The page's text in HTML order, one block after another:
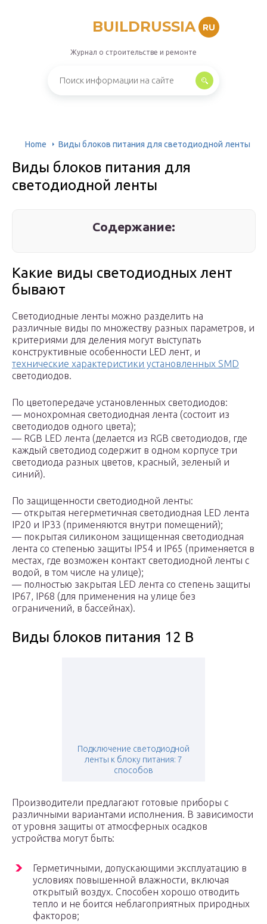
BUILDRUSSIA RU
Журнал о строительстве и ремонте
Home Виды блоков питания для светодиодной ленты
Виды блоков питания для
светодиодной ленты
Содержание:
Какие виды светодиодных лент
бывают
Светодиодные ленты можно разделить на
различные виды по множеству разных параметров, и
критериями для деления могут выступать
конструктивные особенности LED лент, и
технические характеристики установленных SMD
светодиодов.
По цветопередаче установленных светодиодов:
— монохромная светодиодная лента (состоит из
светодиодов одного цвета);
— RGB LED лента (делается из RGB светодиодов, где
каждый светодиод содержит в одном корпусе три
светодиода разных цветов, красный, зеленый и
синий).
По защищенности светодиодной ленты:
— открытая негерметичная светодиодная LED лента
IP20 и IP33 (применяются внутри помещений);
— покрытая силиконом защищенная светодиодная
лента со степенью защиты IP54 и IP65 (применяется в
местах, где возможен контакт светодиодной ленты с
водой, в том числе на улице);
— полностью закрытая LED лента со степень защиты
IP67, IP68 (для применения на улице без
ограничений, в бассейнах).
Виды блоков питания 12 В
Подключение светодиодной
ленты к блоку питания: 7
способов
Производители предлагают готовые приборы с
различными вариантами исполнения. В зависимости
от уровня защиты от атмосферных осадков
устройства могут быть:
Герметичными, допускающими эксплуатацию в
условиях повышенной влажности, включая
открытый воздух. Способен хорошо отводить
тепло и не боится неблагоприятных природных
факторов;